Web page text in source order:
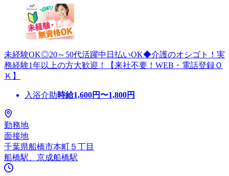
未経験OK◎20～50代活躍中日払いOK◆介護のオシゴト！実
務経験1年以上の方大歓迎！【来社不要！WEB・電話登録Ｏ
Ｋ】
入浴介助時給1,600円〜1,800円
勤務地
面接地
千葉県船橋市本町５丁目
船橋駅、京成船橋駅